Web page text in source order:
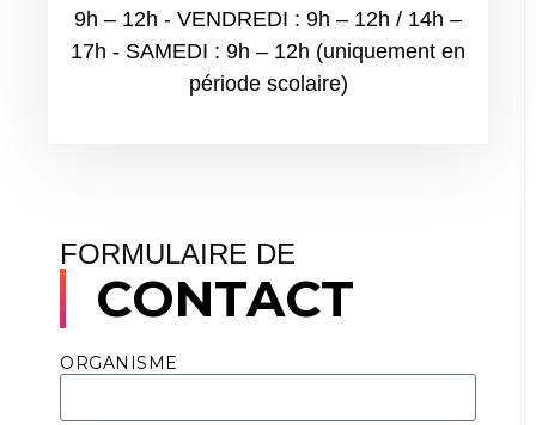
9h – 12h - VENDREDI : 9h – 12h / 14h –
17h - SAMEDI : 9h – 12h (uniquement en
période scolaire)
FORMULAIRE DE
CONTACT
ORGANISME